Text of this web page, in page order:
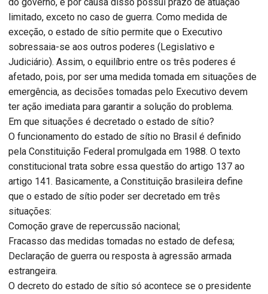
do governo, e por causa disso possui prazo de atuação
limitado, exceto no caso de guerra. Como medida de
exceção, o estado de sítio permite que o Executivo
sobressaia-se aos outros poderes (Legislativo e
Judiciário). Assim, o equilíbrio entre os três poderes é
afetado, pois, por ser uma medida tomada em situações de
emergência, as decisões tomadas pelo Executivo devem
ter ação imediata para garantir a solução do problema.
Em que situações é decretado o estado de sítio?
O funcionamento do estado de sítio no Brasil é definido
pela Constituição Federal promulgada em 1988. O texto
constitucional trata sobre essa questão do artigo 137 ao
artigo 141. Basicamente, a Constituição brasileira define
que o estado de sítio poder ser decretado em três
situações:
Comoção grave de repercussão nacional;
Fracasso das medidas tomadas no estado de defesa;
Declaração de guerra ou resposta à agressão armada
estrangeira.
O decreto do estado de sítio só acontece se o presidente